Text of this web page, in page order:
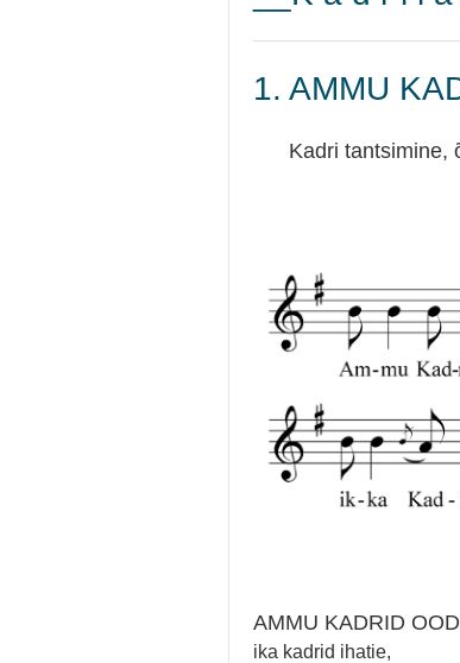
1. AMMU
Kadri tantsimine,
AMMU KADRID
ika kadrid ihatie,